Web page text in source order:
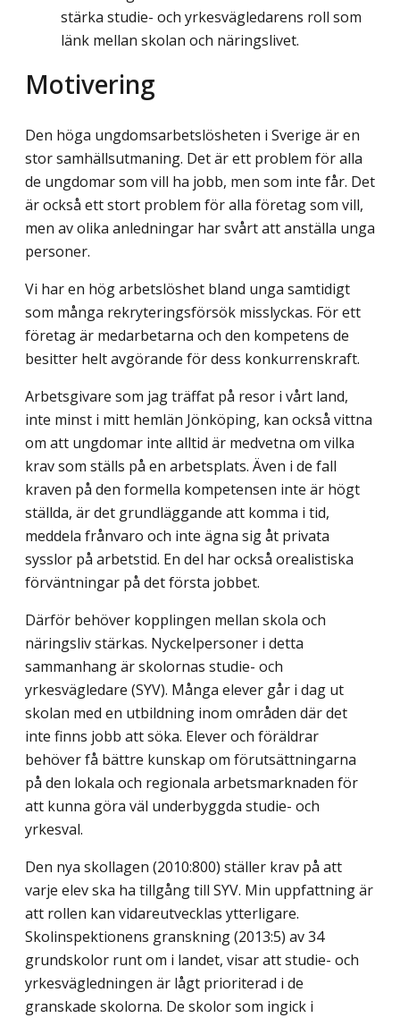
stärka studie- och yrkesvägledarens roll som
länk mellan skolan och näringslivet.
Motivering
Den höga ungdomsarbetslösheten i Sverige är en
stor samhällsutmaning. Det är ett problem för alla
de ungdomar som vill ha jobb, men som inte får. Det
är också ett stort problem för alla företag som vill,
men av olika anledningar har svårt att anställa unga
personer.
Vi har en hög arbetslöshet bland unga samtidigt
som många rekryteringsförsök misslyckas. För ett
företag är medarbetarna och den kompetens de
besitter helt avgörande för dess konkurrenskraft.
Arbetsgivare som jag träffat på resor i vårt land,
inte minst i mitt hemlän Jönköping, kan också vittna
om att ungdomar inte alltid är medvetna om vilka
krav som ställs på en arbetsplats. Även i de fall
kraven på den formella kompetensen inte är högt
ställda, är det grundläggande att komma i tid,
meddela frånvaro och inte ägna sig åt privata
sysslor på arbetstid. En del har också orealistiska
förväntningar på det första jobbet.
Därför behöver kopplingen mellan skola och
näringsliv stärkas. Nyckelpersoner i detta
sammanhang är skolornas studie- och
yrkesvägledare (SYV). Många elever går i dag ut
skolan med en utbildning inom områden där det
inte finns jobb att söka. Elever och föräldrar
behöver få bättre kunskap om förutsättningarna
på den lokala och regionala arbetsmarknaden för
att kunna göra väl underbyggda studie- och
yrkesval.
Den nya skollagen (2010:800) ställer krav på att
varje elev ska ha tillgång till SYV. Min uppfattning är
att rollen kan vidareutvecklas ytterligare.
Skolinspektionens granskning (2013:5) av 34
grundskolor runt om i landet, visar att studie- och
yrkesvägledningen är lågt prioriterad i de
granskade skolorna. De skolor som ingick i